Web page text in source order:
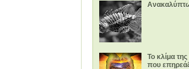
Το κλίμα
που